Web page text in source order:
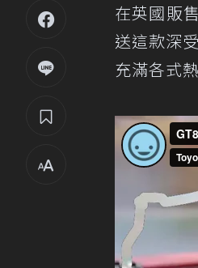
在英國販
送這款深
充滿各式